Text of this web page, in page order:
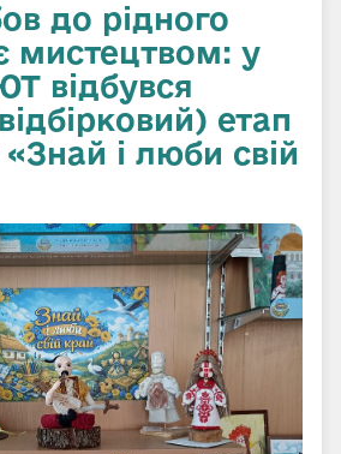
до рідного
мистецтвом: у
відбувся
етап
і люби свій